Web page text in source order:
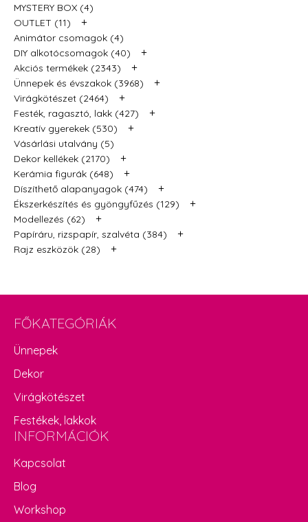
MYSTERY BOX (4)
OUTLET (11)
+
Animátor csomagok (4)
DIY alkotócsomagok (40)
+
Akciós termékek (2343) +
Ünnepek és évszakok (3968) +
Virágkötészet (2464) +
Festék, ragasztó, lakk (427) +
Kreatív gyerekek (530) +
Vásárlási utalvány (5)
Dekor kellékek (2170)
+
Kerámia figurák (648) +
Díszíthető alapanyagok (474) +
Ékszerkészítés és gyöngyfűzés (129) +
Modellezés (62) +
Papíráru, rizspapír, szalvéta (384) +
Rajz eszközök (28) +
FŐKATEGÓRIÁK
Ünnepek
Dekor
Virágkötészet
Festékek, lakkok
INFORMÁCIÓK
Kapcsolat
Blog
Workshop